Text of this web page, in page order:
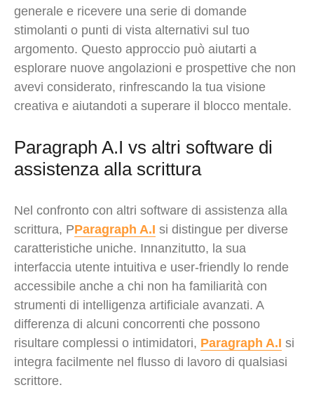
generale e ricevere una serie di domande
stimolanti o punti di vista alternativi sul tuo
argomento. Questo approccio può aiutarti a
esplorare nuove angolazioni e prospettive che non
avevi considerato, rinfrescando la tua visione
creativa e aiutandoti a superare il blocco mentale.
Paragraph A.I vs altri software di
assistenza alla scrittura
Nel confronto con altri software di assistenza alla
scrittura, PParagraph A.I si distingue per diverse
caratteristiche uniche. Innanzitutto, la sua
interfaccia utente intuitiva e user-friendly lo rende
accessibile anche a chi non ha familiarità con
strumenti di intelligenza artificiale avanzati. A
differenza di alcuni concorrenti che possono
risultare complessi o intimidatori, Paragraph A.I si
integra facilmente nel flusso di lavoro di qualsiasi
scrittore.